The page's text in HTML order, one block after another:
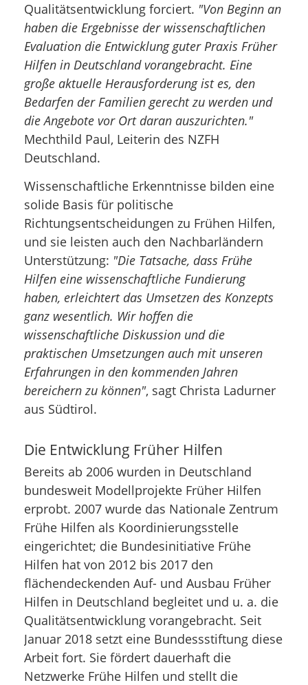
Qualitätsentwicklung forciert. "Von Beginn an
haben die Ergebnisse der wissenschaftlichen
Evaluation die Entwicklung guter Praxis Früher
Hilfen in Deutschland vorangebracht. Eine
große aktuelle Herausforderung ist es, den
Bedarfen der Familien gerecht zu werden und
die Angebote vor Ort daran auszurichten."
Mechthild Paul, Leiterin des NZFH
Deutschland.
Wissenschaftliche Erkenntnisse bilden eine
solide Basis für politische
Richtungsentscheidungen zu Frühen Hilfen,
und sie leisten auch den Nachbarländern
Unterstützung: "Die Tatsache, dass Frühe
Hilfen eine wissenschaftliche Fundierung
haben, erleichtert das Umsetzen des Konzepts
ganz wesentlich. Wir hoffen die
wissenschaftliche Diskussion und die
praktischen Umsetzungen auch mit unseren
Erfahrungen in den kommenden Jahren
bereichern zu können", sagt Christa Ladurner
aus Südtirol.
Die Entwicklung Früher Hilfen
Bereits ab 2006 wurden in Deutschland
bundesweit Modellprojekte Früher Hilfen
erprobt. 2007 wurde das Nationale Zentrum
Frühe Hilfen als Koordinierungsstelle
eingerichtet; die Bundesinitiative Frühe
Hilfen hat von 2012 bis 2017 den
flächendeckenden Auf- und Ausbau Früher
Hilfen in Deutschland begleitet und u. a. die
Qualitätsentwicklung vorangebracht. Seit
Januar 2018 setzt eine Bundessstiftung diese
Arbeit fort. Sie fördert dauerhaft die
Netzwerke Frühe Hilfen und stellt die